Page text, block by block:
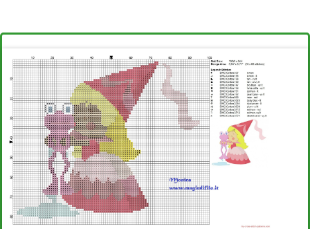
Ultimi schemi
Alfabeto
Bambini
Disney
Thun